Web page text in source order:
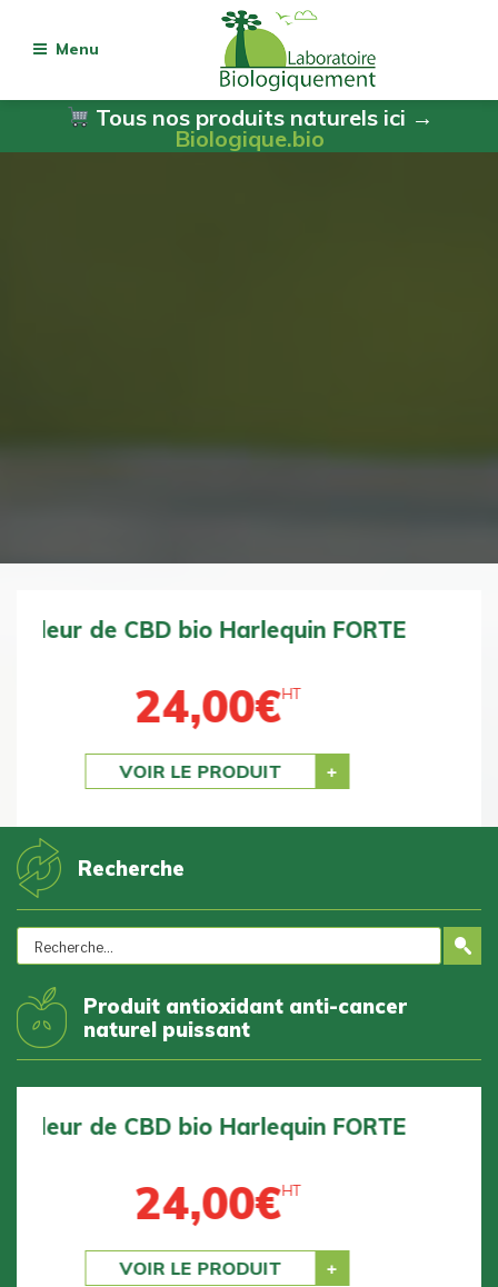
Tous nos produits naturels ici →
Biologique.bio
Menu
Fleur de CBD bio BZ1 DOUCE
24,00€
VOIR LE PRODUIT
Recherche
Produit antioxidant anti-cancer
naturel puissant
Fleur de CBD bio BZ1 DOUCE
24,00€
VOIR LE PRODUIT